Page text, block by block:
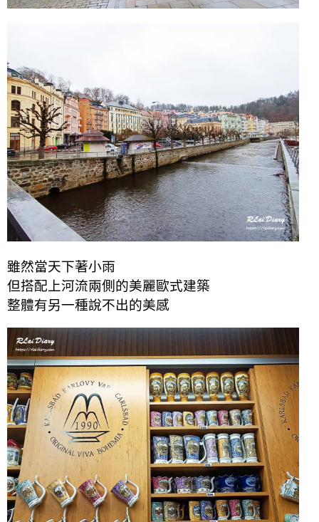
雖然當天下著小雨
但搭配上河流兩側的美麗歐式建築
整體有另一種說不出的美感